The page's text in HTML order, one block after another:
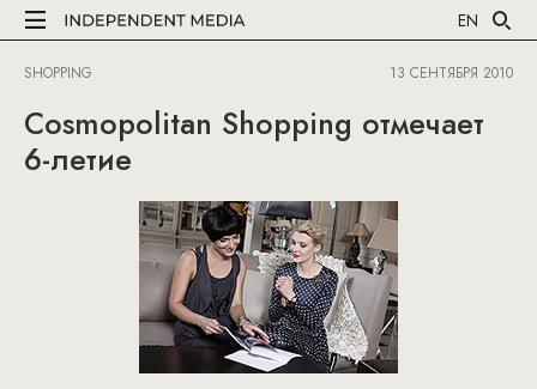
EN
SHOPPING 13 СЕНТЯБРЯ 2010
Cosmopolitan Shopping отмечает
6-летие